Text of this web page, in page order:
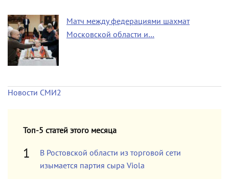
Матч между федерациями шахмат
Московской области и…
Новости СМИ2
Топ-5 статей этого месяца
В Ростовской области из торговой сети
изымается партия сыра Viola